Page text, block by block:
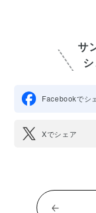
サ
Facebookでシ
Xでシェア